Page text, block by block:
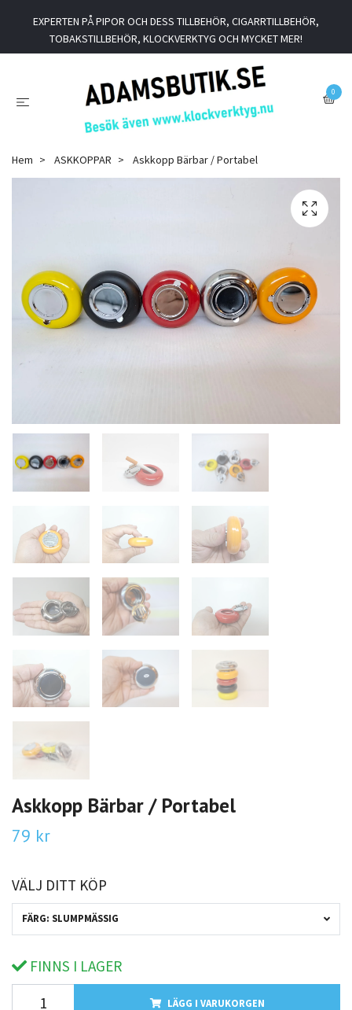
EXPERTEN PÅ PIPOR OCH DESS TILLBEHÖR, CIGARRTILLBEHÖR,
TOBAKSTILLBEHÖR, KLOCKVERKTYG OCH MYCKET MER!
0
Hem ASKKOPPAR Askkopp Bärbar / Portabel
Askkopp Bärbar / Portabel
79 kr
VÄLJ DITT KÖP
FÄRG: SLUMPMÄSSIG
FINNS I LAGER
LÄGG I VARUKORGEN